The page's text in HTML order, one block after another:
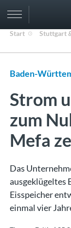
Start Stuttgart
Baden-
Strom
zum
Mefa
Das
ausgeklügeltes
Eisspeicher
einmal vier